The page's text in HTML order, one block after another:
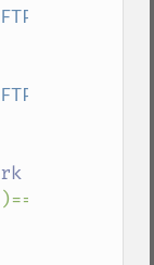
FTP_MOREDATA
FTP_MOREDATA
)==